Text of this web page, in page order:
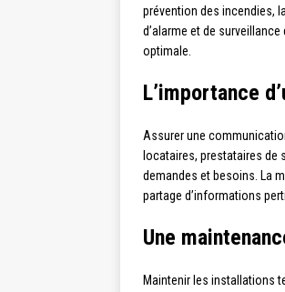
prévention des incendies,
d’alarme et de
optimale.
L’importance
Assurer une
locataires, prestataires de
demandes et besoins. La
partage d’informations
Une
Maintenir les installations